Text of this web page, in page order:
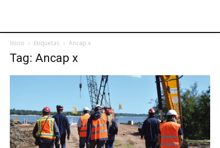
Inicio Etiquetas Ancap x
Tag: Ancap x